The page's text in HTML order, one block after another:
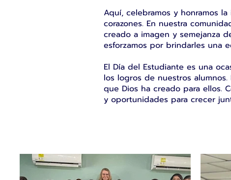
Aquí, celebramos y honramos
corazones. En nuestra
creado a imagen y semejanza
esforzamos por brindarles una
El Día del Estudiante es una
los logros de nuestros
que Dios ha creado para ellos.
y oportunidades para crecer